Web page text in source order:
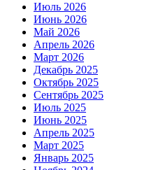
Июль 2026
Июнь 2026
Май 2026
Апрель 2026
Март 2026
Декабрь 2025
Октябрь 2025
Сентябрь 2025
Июль 2025
Июнь 2025
Апрель 2025
Март 2025
Январь 2025